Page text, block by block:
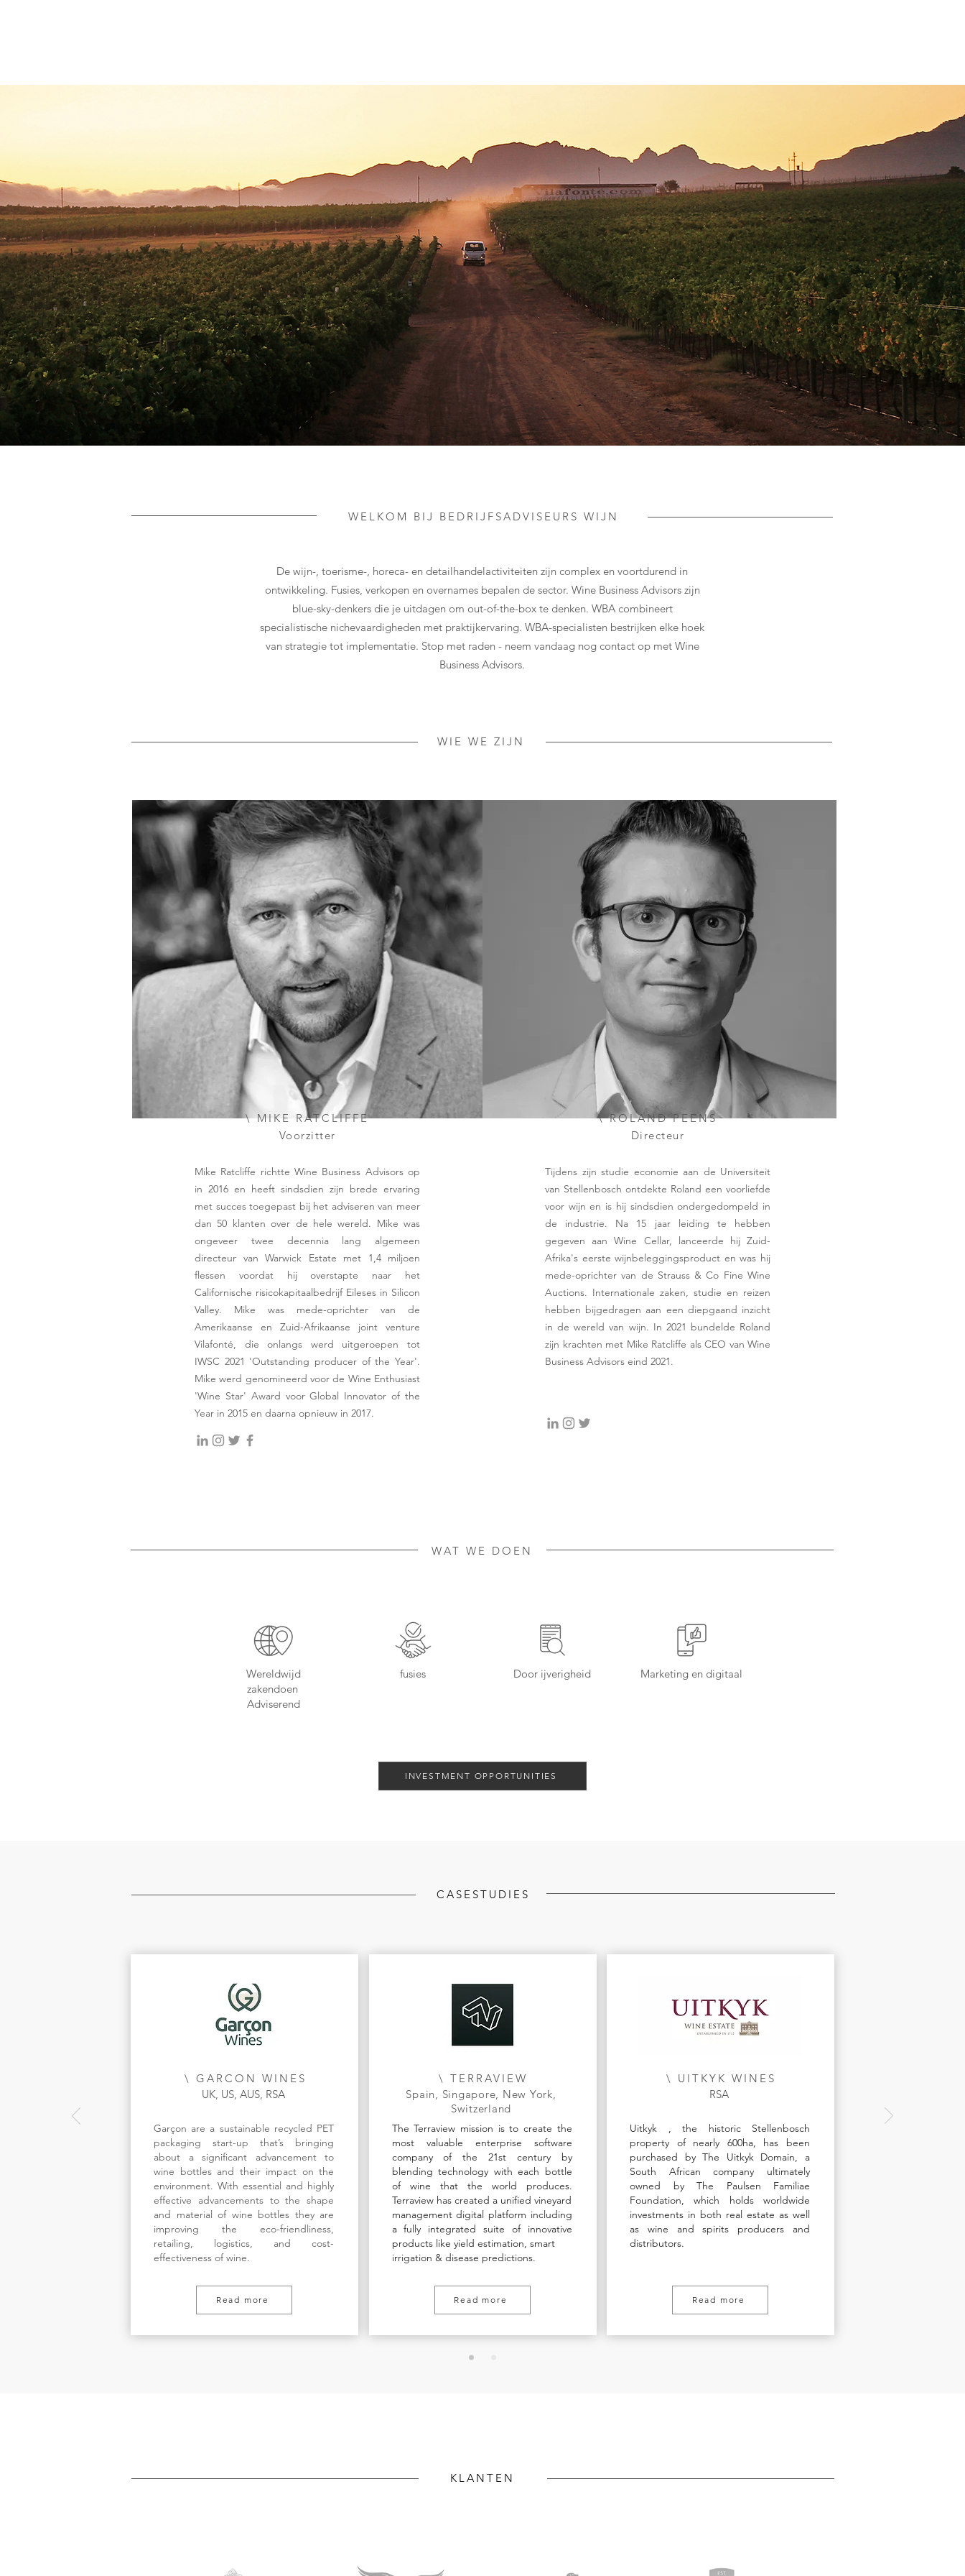
WELKOM BIJ BEDRIJFSADVISEURS WIJN
De wijn-, toerisme-, horeca- en detailhandelactiviteiten zijn complex en voortdurend in
ontwikkeling. Fusies, verkopen en overnames bepalen de sector. Wine Business Advisors zijn
blue-sky-denkers die je uitdagen om out-of-the-box te denken. WBA combineert
specialistische nichevaardigheden met praktijkervaring. WBA-specialisten bestrijken elke hoek
van strategie tot implementatie. Stop met raden - neem vandaag nog contact op met Wine
Business Advisors.
WIE WE ZIJN
\ MIKE RATCLIFFE
Voorzitter
Mike Ratcliffe richtte Wine Business Advisors op
in 2016 en heeft sindsdien zijn brede ervaring
met succes toegepast bij het adviseren van meer
dan 50 klanten over de hele wereld. Mike was
ongeveer twee decennia lang algemeen
directeur van Warwick Estate met 1,4 miljoen
flessen voordat hij overstapte naar het
Californische risicokapitaalbedrijf Eileses in Silicon
Valley. Mike was mede-oprichter van de
Amerikaanse en Zuid-Afrikaanse joint venture
Vilafonté, die onlangs werd uitgeroepen tot
IWSC 2021 'Outstanding producer of the Year'.
Mike werd genomineerd voor de Wine Enthusiast
'Wine Star' Award voor Global Innovator of the
Year in 2015 en daarna opnieuw in 2017.
\ ROLAND PEENS
Directeur
Tijdens zijn studie economie aan de Universiteit
van Stellenbosch ontdekte Roland een voorliefde
voor wijn en is hij sindsdien ondergedompeld in
de industrie. Na 15 jaar leiding te hebben
gegeven aan Wine Cellar, lanceerde hij Zuid-
Afrika's eerste wijnbeleggingsproduct en was hij
mede-oprichter van de Strauss & Co Fine Wine
Auctions. Internationale zaken, studie en reizen
hebben bijgedragen aan een diepgaand inzicht
in de wereld van wijn. In 2021 bundelde Roland
zijn krachten met Mike Ratcliffe als CEO van Wine
Business Advisors eind 2021.
WAT WE DOEN
Wereldwijd
zakendoen
Adviserend
fusies Door ijverigheid Marketing en digitaal
INVESTMENT OPPORTUNITIES
CASESTUDIES
UK, US, AUS, RSA
\ GARCON WINES
Garçon are a sustainable recycled PET
packaging start-up that’s bringing
about a significant advancement to
wine bottles and their impact on the
environment. With essential and highly
effective advancements to the shape
and material of wine bottles they are
improving the eco-friendliness,
retailing, logistics, and cost-
effectiveness of wine.
Read more
Spain, Singapore, New York,
Switzerland
\ TERRAVIEW
The Terraview mission is to create the
most valuable enterprise software
company of the 21st century by
blending technology with each bottle
of wine that the world produces.
Terraview has created a unified vineyard
management digital platform including
a fully integrated suite of innovative
products like yield estimation, smart
irrigation & disease predictions.
Read more
RSA
\ UITKYK WINES
Uitkyk , the historic Stellenbosch
property of nearly 600ha, has been
purchased by The Uitkyk Domain, a
South African company ultimately
owned by The Paulsen Familiae
Foundation, which holds worldwide
investments in both real estate as well
as wine and spirits producers and
distributors.
Read more
KLANTEN